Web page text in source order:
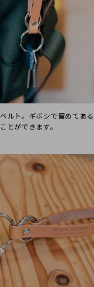
ルト。ギボシで留めてあ
とができます。